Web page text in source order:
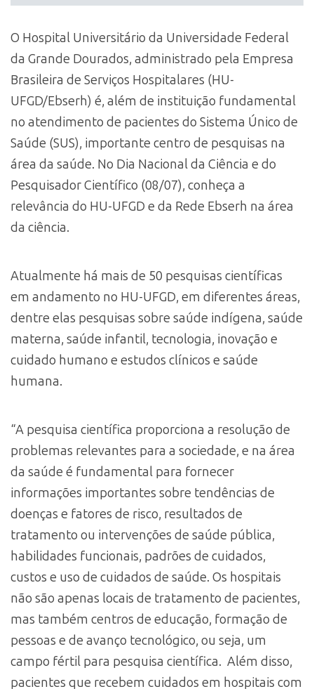
O Hospital Universitário da Universidade Federal
da Grande Dourados, administrado pela Empresa
Brasileira de Serviços Hospitalares (HU-
UFGD/Ebserh) é, além de instituição fundamental
no atendimento de pacientes do Sistema Único de
Saúde (SUS), importante centro de pesquisas na
área da saúde. No Dia Nacional da Ciência e do
Pesquisador Científico (08/07), conheça a
relevância do HU-UFGD e da Rede Ebserh na área
da ciência.
Atualmente há mais de 50 pesquisas científicas
em andamento no HU-UFGD, em diferentes áreas,
dentre elas pesquisas sobre saúde indígena, saúde
materna, saúde infantil, tecnologia, inovação e
cuidado humano e estudos clínicos e saúde
humana.
“A pesquisa científica proporciona a resolução de
problemas relevantes para a sociedade, e na área
da saúde é fundamental para fornecer
informações importantes sobre tendências de
doenças e fatores de risco, resultados de
tratamento ou intervenções de saúde pública,
habilidades funcionais, padrões de cuidados,
custos e uso de cuidados de saúde. Os hospitais
não são apenas locais de tratamento de pacientes,
mas também centros de educação, formação de
pessoas e de avanço tecnológico, ou seja, um
campo fértil para pesquisa científica. Além disso,
pacientes que recebem cuidados em hospitais com